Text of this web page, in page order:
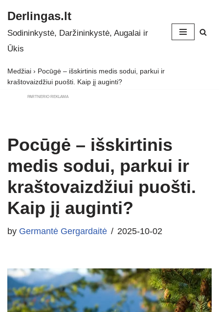
Skip
to
Derlingas.lt
Sodininkystė, Daržininkystė, Augalai ir
Ūkis
Medžiai › Pocūgė – išskirtinis medis sodui, parkui ir
kraštovaizdžiui puošti. Kaip jį auginti?
PARTNERIO REKLAMA
Pocūgė – išskirtinis
medis sodui, parkui ir
kraštovaizdžiui puošti.
Kaip jį auginti?
by Germantė Gergardaitė 2025-10-02